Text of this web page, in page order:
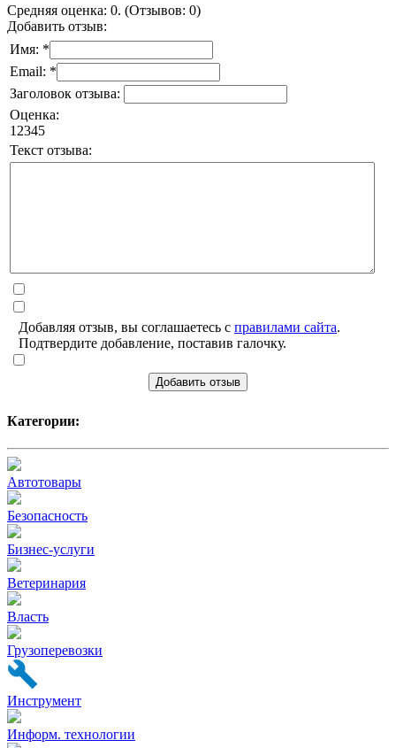
Средняя оценка: 0. (Отзывов: 0)
Добавить отзыв:
Имя: *
Email: *
Заголовок отзыва:
Оценка:
1 2345
Текст отзыва:
Добавляя отзыв, вы соглашаетесь с правилами сайта.
Подтвердите добавление, поставив галочку.
Добавить отзыв
Категории:
Автотовары
Безопасность
Бизнес-услуги
Ветеринария
Власть
Грузоперевозки
Инструмент
Информ. технологии